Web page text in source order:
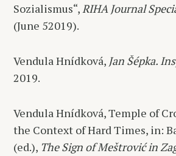
Sozialismus“,RIHA Journal
(June 52019).
Vendula Hnídková, Jan Šépka.
2019.
Vendula Hnídková, Temple of
the Context of Hard Times, in:
(ed.), The Sign of Meštrović in